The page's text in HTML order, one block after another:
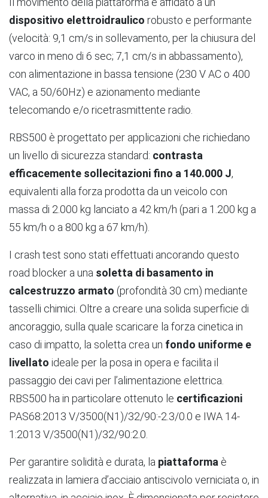
dispositivo elettroidraulico robusto e performante
(velocità: 9,1 cm/s in sollevamento, per la chiusura del
varco in meno di 6 sec; 7,1 cm/s in abbassamento),
con alimentazione in bassa tensione (230 V AC o 400
VAC, a 50/60Hz) e azionamento mediante
telecomando e/o ricetrasmittente radio.
RBS500 è progettato per applicazioni che richiedano
un livello di sicurezza standard: contrasta
efficacemente sollecitazioni fino a 140.000 J,
equivalenti alla forza prodotta da un veicolo con
massa di 2.000 kg lanciato a 42 km/h (pari a 1.200 kg a
55 km/h o a 800 kg a 67 km/h).
I crash test sono stati effettuati ancorando questo
road blocker a una soletta di basamento in
calcestruzzo armato (profondità 30 cm) mediante
tasselli chimici. Oltre a creare una solida superficie di
ancoraggio, sulla quale scaricare la forza cinetica in
caso di impatto, la soletta crea un fondo uniforme e
livellato ideale per la posa in opera e facilita il
passaggio dei cavi per l’alimentazione elettrica.
RBS500 ha in particolare ottenuto le certificazioni
PAS68:2013 V/3500(N1)/32/90:-2.3/0.0 e IWA 14-
1:2013 V/3500(N1)/32/90:2.0.
Per garantire solidità e durata, la piattaforma è
realizzata in lamiera d’acciaio antiscivolo verniciata o, in